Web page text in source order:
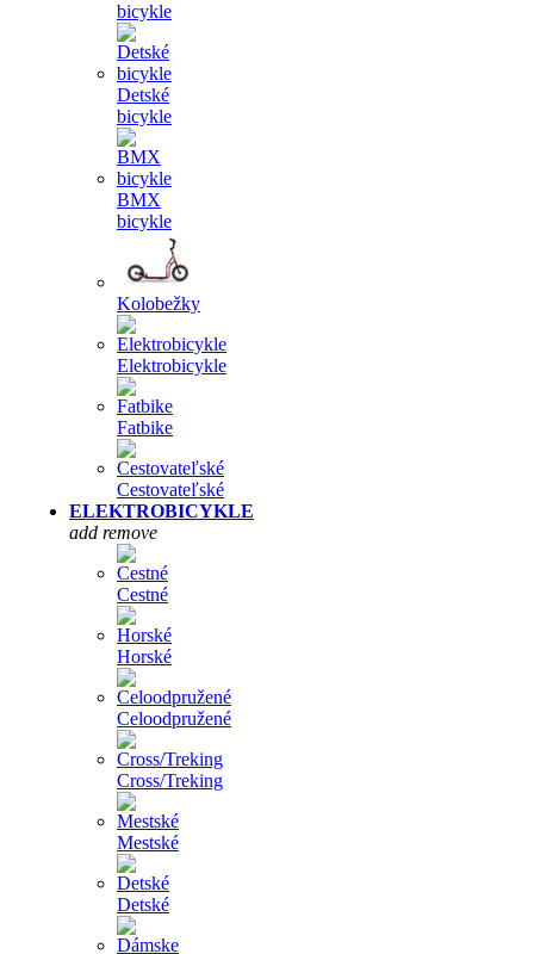
bicykle
Detské
bicykle
BMX
bicykle
Kolobežky
Elektrobicykle
Fatbike
Cestovateľské
ELEKTROBICYKLE
add remove
Cestné
Horské
Celoodpružené
Cross/Treking
Mestské
Detské